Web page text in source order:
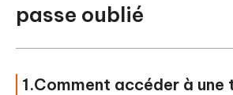
passe oublié
1.Comment accéder à